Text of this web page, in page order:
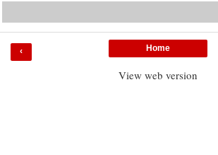
‹ Home
View web version